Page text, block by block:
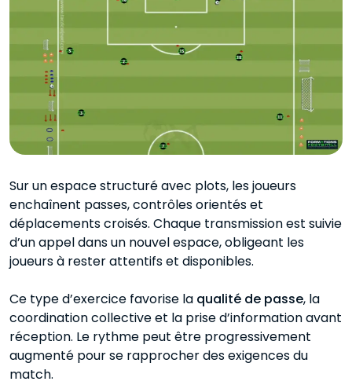
Sur un espace structuré avec plots, les joueurs
enchaînent passes, contrôles orientés et
déplacements croisés. Chaque transmission est suivie
d’un appel dans un nouvel espace, obligeant les
joueurs à rester attentifs et disponibles.
Ce type d’exercice favorise la qualité de passe, la
coordination collective et la prise d’information avant
réception. Le rythme peut être progressivement
augmenté pour se rapprocher des exigences du
match.